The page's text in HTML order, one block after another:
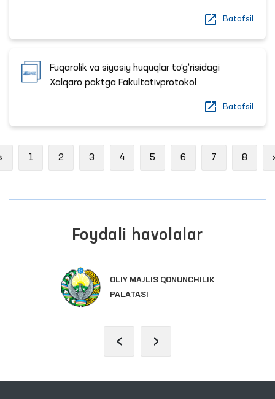
Batafsil
Fuqarolik va siyosiy huquqlar to‘g‘risidagi
Xalqaro paktga Fakultativprotokol
Batafsil
Previous
1 2 3 4 5 6 7 8
Foydali havolalar
OLIY MAJLIS QONUNCHILIK
PALATASI
‹ ›